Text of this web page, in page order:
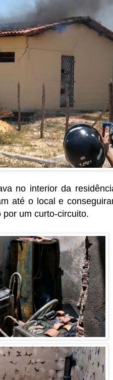
no interior da
até o local e
um curto-circuito.